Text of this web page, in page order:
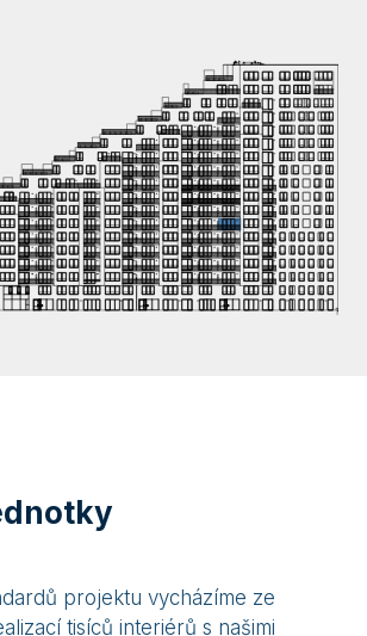
projektu vycházíme ze
tisíců interiérů s našimi